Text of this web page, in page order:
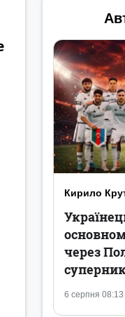
Кирило
6 серпня 08:13
через